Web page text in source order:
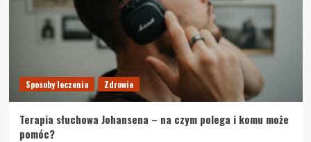
Sposoby leczenia Zdrowie
Terapia słuchowa Johansena – na czym polega i komu może
pomóc?